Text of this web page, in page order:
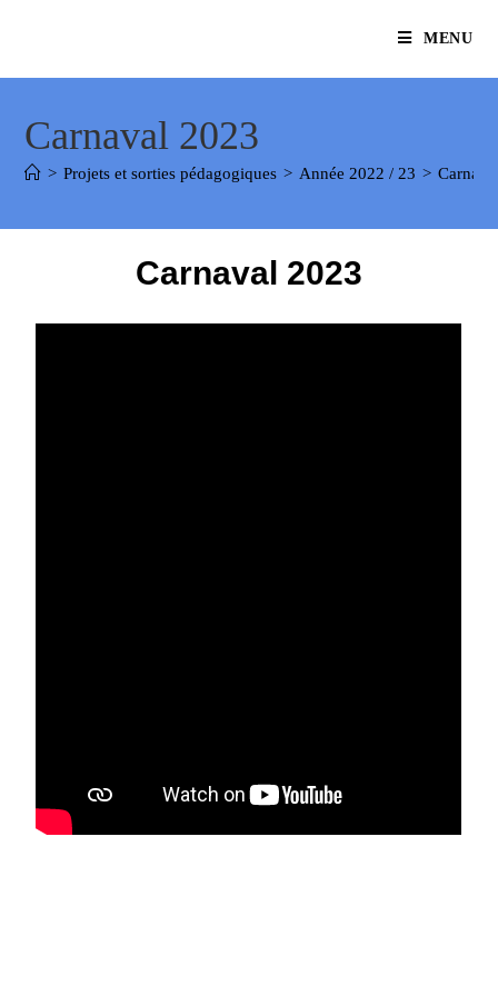
MENU
Carnaval 2023
> Projets et sorties pédagogiques > Année 2022 / 23 >
Carnaval 2023